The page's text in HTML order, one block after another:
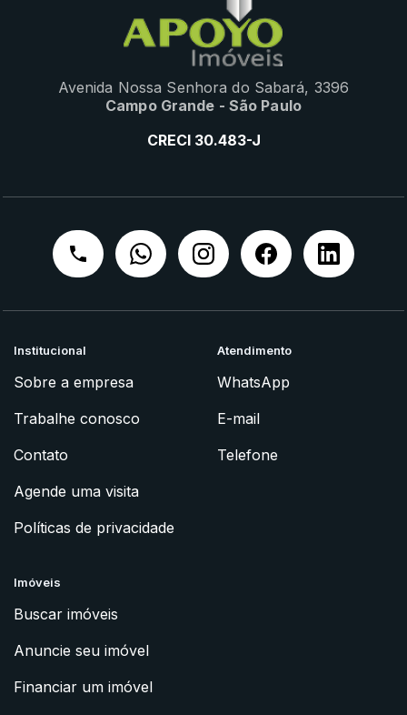
Avenida Nossa Senhora do Sabará, 3396
Campo Grande - São Paulo
CRECI 30.483-J
Institucional
Sobre a empresa
Trabalhe conosco
Contato
Agende uma visita
Políticas de privacidade
Atendimento
WhatsApp
E-mail
Telefone
Imóveis
Buscar imóveis
Anuncie seu imóvel
Financiar um imóvel